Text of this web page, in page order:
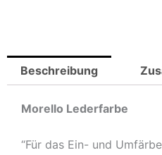
Beschreibung
Morello Lederfarbe
“Für das Ein- und